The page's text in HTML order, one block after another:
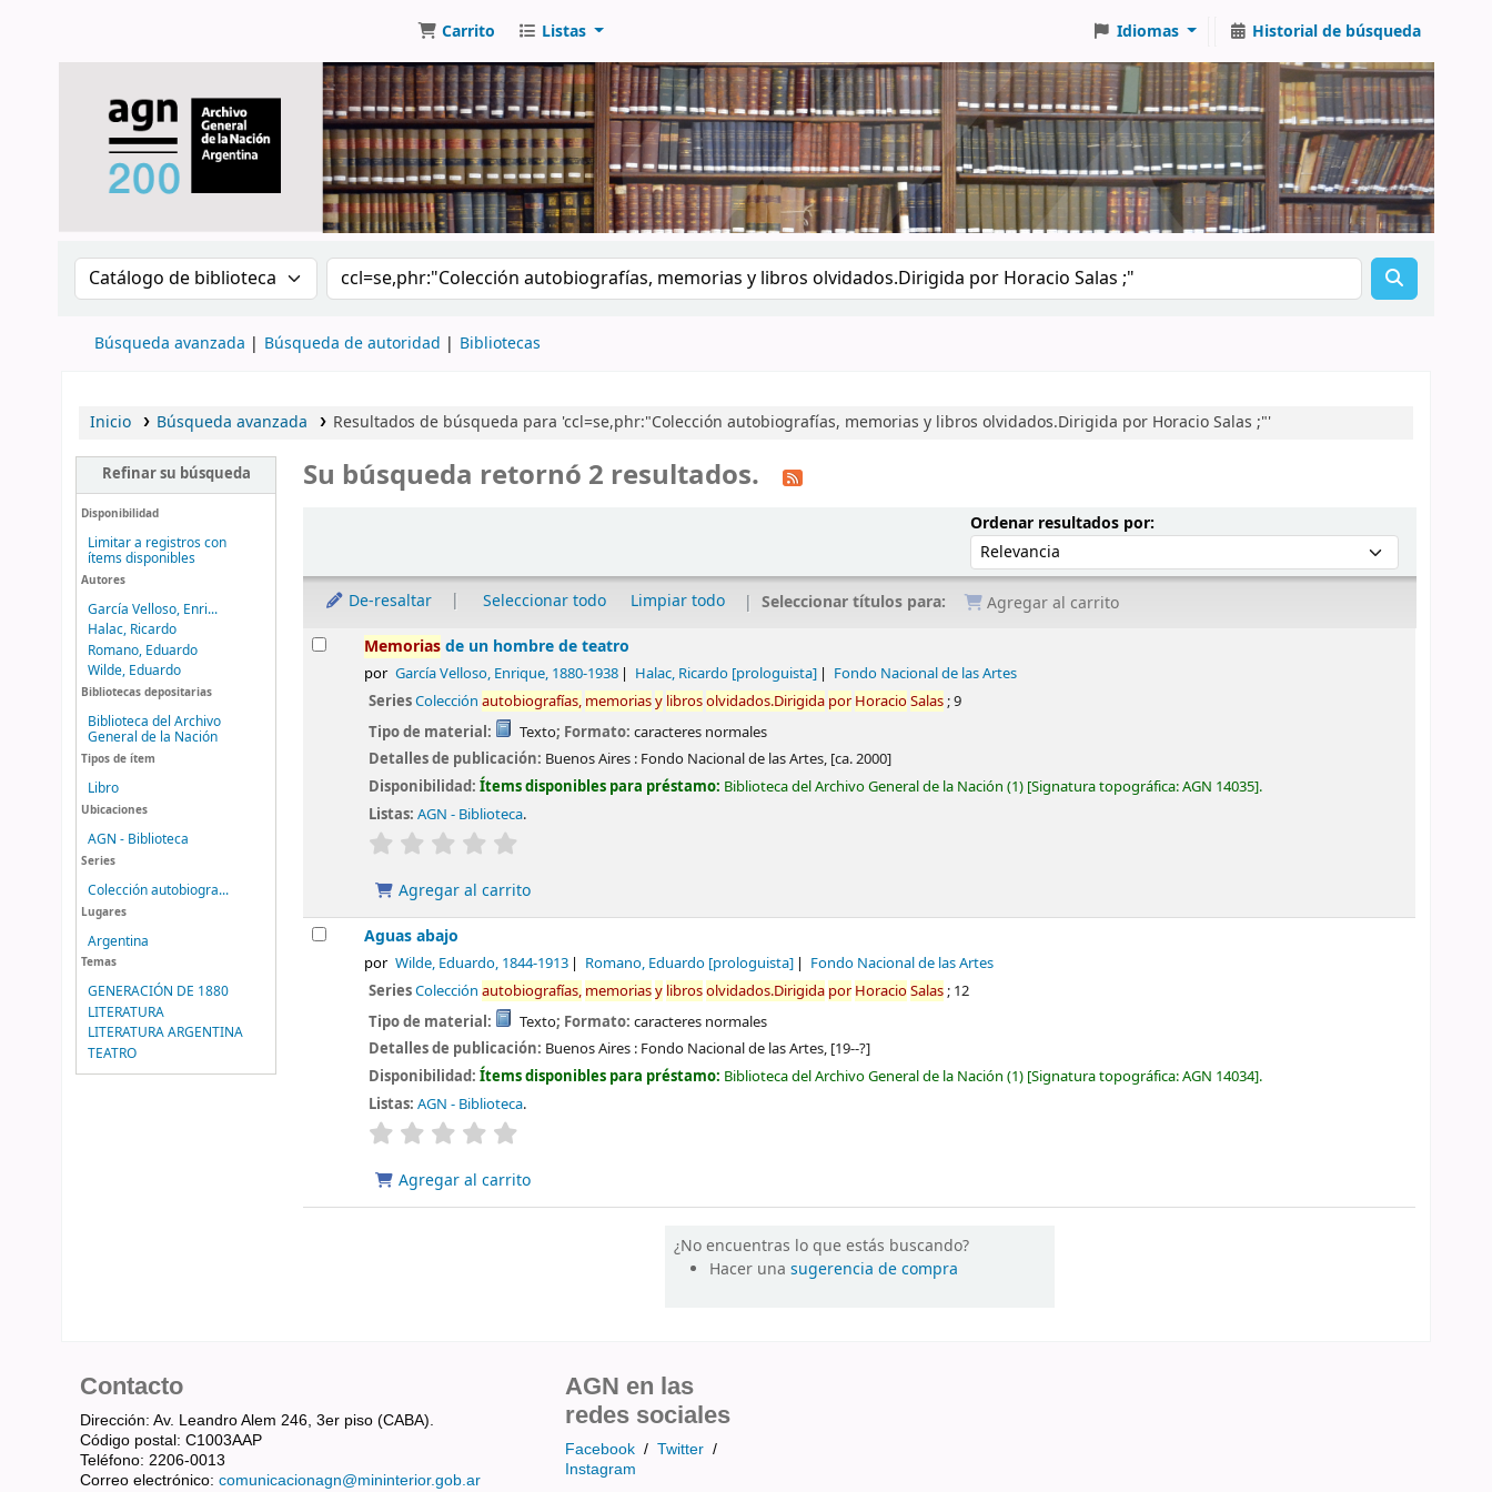
Carrito Listas Idiomas Historial de búsqueda
Buscar en el catálogo por: Buscar en el catálogo
Búsqueda avanzada Búsqueda de autoridad Bibliotecas
Inicio Búsqueda avanzada Resultados de búsqueda para 'ccl=se,phr:"Colección autobiografías, memorias y libros olvidados.Dirigida por Horacio Salas ;"'
Refinar su búsqueda
Disponibilidad
Limitar a registros con
ítems disponibles
Autores
García Velloso, Enri...
Halac, Ricardo
Romano, Eduardo
Wilde, Eduardo
Bibliotecas depositarias
Biblioteca del Archivo
General de la Nación
Tipos de ítem
Libro
Ubicaciones
AGN - Biblioteca
Series
Colección autobiogra...
Lugares
Argentina
Temas
GENERACIÓN DE 1880
LITERATURA
LITERATURA ARGENTINA
TEATRO
Su búsqueda retornó 2 resultados.
Ordenar resultados por:Ordenar por:
De-resaltar Seleccionar todo Limpiar todo Seleccionar títulos para:
Agregar al carrito
ResultadosMemoriasde un hombre de teatro
por García Velloso, Enrique, 1880-1938 Halac, Ricardo[prologuista] Fondo Nacional de las Artes
SeriesColecciónautobiografías, memoriasy librosolvidados.Dirigida porHoracioSalas; 9
Tipo de material:
Texto; Formato: caracteres normales
Detalles de publicación: Buenos Aires : Fondo Nacional de las Artes, [ca. 2000]
Disponibilidad:Ítems disponibles para préstamo: Biblioteca del Archivo General de la Nación (1) Signatura topográfica:AGN 14035 .
Listas: AGN - Biblioteca.
valoración
Agregar al carrito
Aguas abajo
por Wilde, Eduardo, 1844-1913 Romano, Eduardo[prologuista] Fondo Nacional de las Artes
SeriesColecciónautobiografías, memoriasy librosolvidados.Dirigida porHoracioSalas; 12
Tipo de material:
Texto; Formato: caracteres normales
Detalles de publicación: Buenos Aires : Fondo Nacional de las Artes, [19--?]
Disponibilidad:Ítems disponibles para préstamo: Biblioteca del Archivo General de la Nación (1) Signatura topográfica:AGN 14034 .
Listas: AGN - Biblioteca.
valoración
Agregar al carrito
¿No encuentras lo que estás buscando?
Hacer unasugerencia de compra
Contacto
Dirección: Av. Leandro Alem 246, 3er piso (CABA).
Código postal: C1003AAP
Teléfono: 2206-0013
Correo electrónico: comunicacionagn@mininterior.gob.ar
AGN en las
redes sociales
Facebook / Twitter /
Instagram